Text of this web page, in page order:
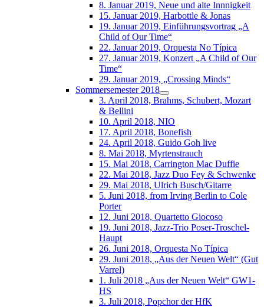
8. Januar 2019, Neue und alte Innnigkeit
15. Januar 2019, Harbottle & Jonas
19. Januar 2019, Einführungsvortrag „A
Child of Our Time“
22. Januar 2019, Orquesta No Típica
27. Januar 2019, Konzert „A Child of Our
Time“
29. Januar 2019, „Crossing Minds“
Sommersemester 2018
3. April 2018, Brahms, Schubert, Mozart
& Bellini
10. April 2018, NIO
17. April 2018, Bonefish
24. April 2018, Guido Goh live
8. Mai 2018, Myrtenstrauch
15. Mai 2018, Carrington Mac Duffie
22. Mai 2018, Jazz Duo Fey & Schwenke
29. Mai 2018, Ulrich Busch/Gitarre
5. Juni 2018, from Irving Berlin to Cole
Porter
12. Juni 2018, Quartetto Giocoso
19. Juni 2018, Jazz-Trio Poser-Troschel-
Haupt
26. Juni 2018, Orquesta No Típica
29. Juni 2018, „Aus der Neuen Welt“ (Gut
Varrel)
1. Juli 2018 „Aus der Neuen Welt“ GW1-
HS
3. Juli 2018, Popchor der HfK